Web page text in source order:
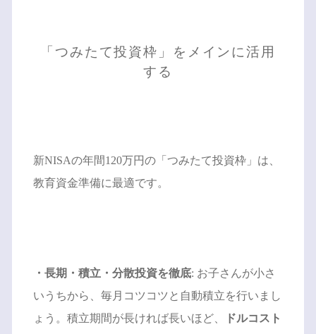
「つみたて投資枠」をメインに活用
する
新NISAの年間120万円の「つみたて投資枠」は、
教育資金準備に最適です。
・長期・積立・分散投資を徹底: お子さんが小さ
いうちから、毎月コツコツと自動積立を行いまし
ょう。積立期間が長ければ長いほど、
ドルコスト